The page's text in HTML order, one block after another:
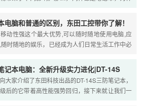
环境不同是最大的影响因素...
电脑和普通的区别，东田工控带你了解！
动性强这个最大优势,可以随时随地使用电脑,应
时随地的娱乐，已经成为人们日常生活工作中必
求，笔记本电脑分成了两...
记本电脑：全新升级实力进化|DT-14S
大家介绍了东田科技出品的DT-14S三防笔记本，
后的它带着高性能强势回归，接下来就让我们一